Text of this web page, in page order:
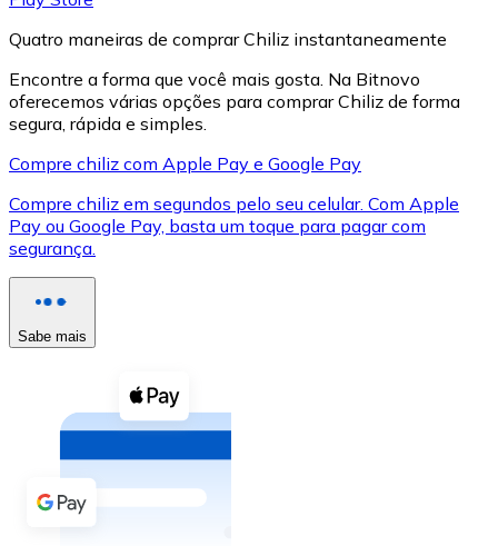
XRP
XRP
Ver tudo
Cupons cripto
Compre criptomoedas com dinheiro e outros
Comprar com dinheiro
Transferência SEPA
Quatro maneiras de comprar Chiliz instantaneamente
Encontre a forma que você mais gosta. Na Bitnovo
oferecemos várias opções para comprar Chiliz de forma
segura, rápida e simples.
Compre chiliz com Apple Pay e Google Pay
Compre chiliz em segundos pelo seu celular. Com Apple
Pay ou Google Pay, basta um toque para pagar com
segurança.
Sabe mais